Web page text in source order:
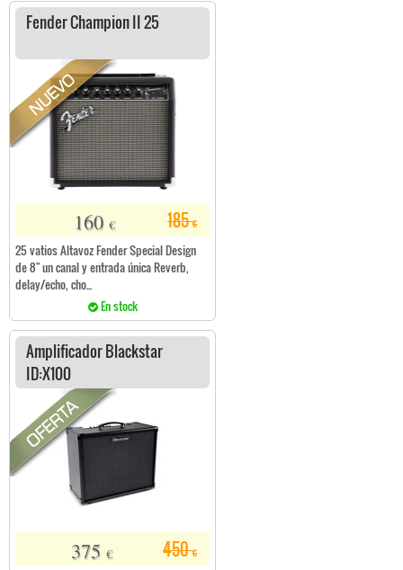
Fender Champion II 25
185€
160 €
25 vatios Altavoz Fender Special Design
de 8" un canal y entrada única Reverb,
delay/echo, cho...
En stock
Amplificador Blackstar
ID:X100
450€
375 €